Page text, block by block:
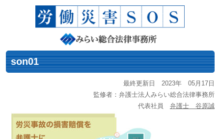
son01
最終更新日 2023年 05月17日
監修者：弁護士法人みらい総合法律事務所
代表社員 弁護士 谷原誠